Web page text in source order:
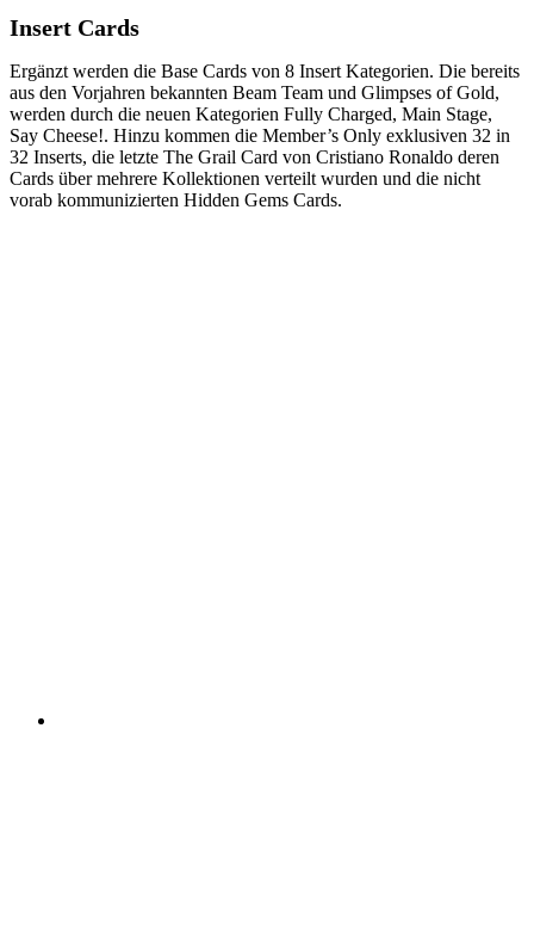
Insert Cards
Ergänzt werden die Base Cards von 8 Insert Kategorien. Die bereits
aus den Vorjahren bekannten Beam Team und Glimpses of Gold,
werden durch die neuen Kategorien Fully Charged, Main Stage,
Say Cheese!. Hinzu kommen die Member’s Only exklusiven 32 in
32 Inserts, die letzte The Grail Card von Cristiano Ronaldo deren
Cards über mehrere Kollektionen verteilt wurden und die nicht
vorab kommunizierten Hidden Gems Cards.